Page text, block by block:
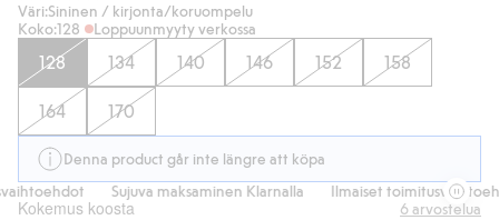
Väri:Sininen / kirjonta/koruompelu
Koko:128 Loppuunmyyty verkossa
128 134 140 146 152 158
164 170
Denna product går inte längre att köpa
Sujuva maksaminen Klarnalla Ilmaiset
Kokemus koosta 6 arvostelua